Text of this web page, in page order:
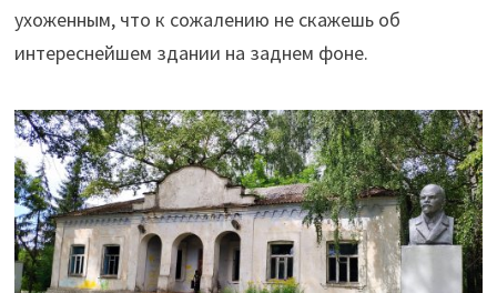
ухоженным, что к сожалению не скажешь об
интереснейшем здании на заднем фоне.